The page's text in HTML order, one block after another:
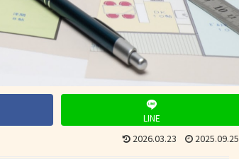
LINE
2026.03.23 2025.09.25